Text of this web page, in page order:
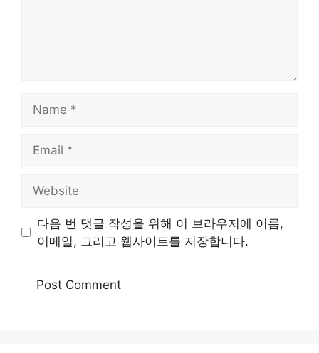
다음 번 댓글 작성을 위해 이 브라우저에 이름,
이메일, 그리고 웹사이트를 저장합니다.